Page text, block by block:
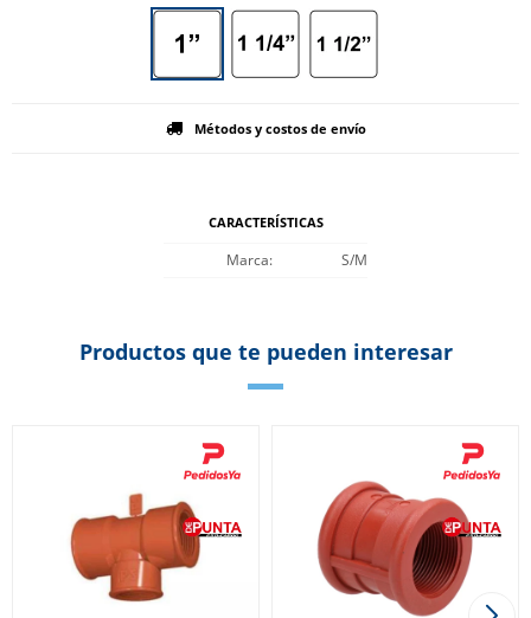
Métodos y costos de envío
CARACTERÍSTICAS
Marca S/M
Productos que te pueden interesar